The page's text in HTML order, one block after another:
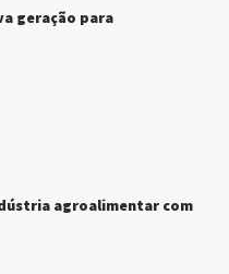
geração para
agroalimentar com